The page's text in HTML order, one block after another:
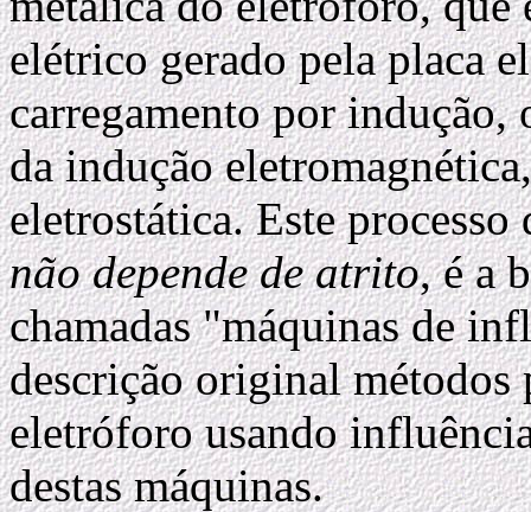
elétrico gerado pela placa
carregamento por
da indução
eletrostática. Este
não depende de atrito, é a
chamadas "máquinas de
descrição original métodos
eletróforo usando
destas máquinas.